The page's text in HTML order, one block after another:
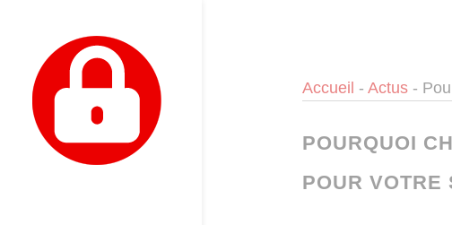
Accueil - Actus-
POURQUOI
POUR VOTRE